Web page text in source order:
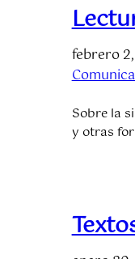
febrero
Sobre la
y otras